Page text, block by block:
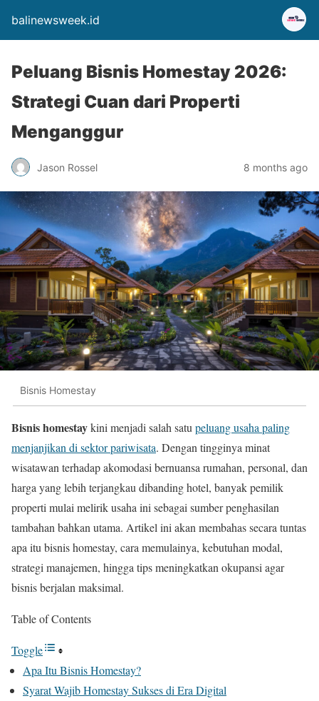
balinewsweek.id
Peluang Bisnis Homestay 2026:
Strategi Cuan dari Properti
Menganggur
Jason Rossel 8 months ago
Bisnis Homestay
Bisnis homestaykini menjadi salah satu peluang usaha paling
menjanjikan di sektor pariwisata. Dengan tingginya minat
wisatawan terhadap akomodasi bernuansa rumahan, personal, dan
harga yang lebih terjangkau dibanding hotel, banyak pemilik
properti mulai melirik usaha ini sebagai sumber penghasilan
tambahan bahkan utama. Artikel ini akan membahas secara tuntas
apa itu bisnis homestay, cara memulainya, kebutuhan modal,
strategi manajemen, hingga tips meningkatkan okupansi agar
bisnis berjalan maksimal.
Table of Contents
Toggle
Apa Itu Bisnis Homestay?
Syarat Wajib Homestay Sukses di Era Digital